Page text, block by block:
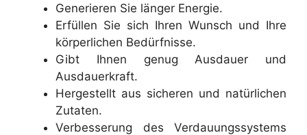
Generieren Sie länger Energie.
Erfüllen Sie sich Ihren Wunsch und Ihre
körperlichen Bedürfnisse.
Gibt Ihnen genug Ausdauer und
Ausdauerkraft.
Hergestellt aus sicheren und natürlichen
Zutaten.
Verbesserung des Verdauungssystems